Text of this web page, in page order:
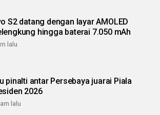
S2 datang dengan layar AMOLED
hingga baterai 7.050 mAh
lalu
pinalti antar Persebaya juarai Piala
2026
lalu